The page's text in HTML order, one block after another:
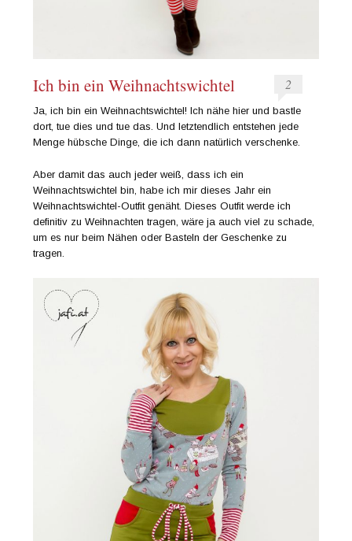
Ich bin ein Weihnachtswichtel 2
Ja, ich bin ein Weihnachtswichtel! Ich nähe hier und bastle
dort, tue dies und tue das. Und letztendlich entstehen jede
Menge hübsche Dinge, die ich dann natürlich verschenke.
Aber damit das auch jeder weiß, dass ich ein
Weihnachtswichtel bin, habe ich mir dieses Jahr ein
Weihnachtswichtel-Outfit genäht. Dieses Outfit werde ich
definitiv zu Weihnachten tragen, wäre ja auch viel zu schade,
um es nur beim Nähen oder Basteln der Geschenke zu
tragen.